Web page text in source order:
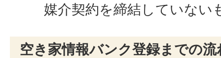
媒介契約を締結していない
空き家情報バンク登録までの流